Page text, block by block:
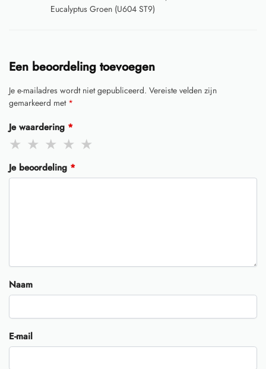
Eucalyptus Groen (U604 ST9)
Een beoordeling toevoegen
Je e-mailadres wordt niet gepubliceerd. Vereiste velden zijn
gemarkeerd met *
Je waardering *
Je beoordeling *
Naam
E-mail